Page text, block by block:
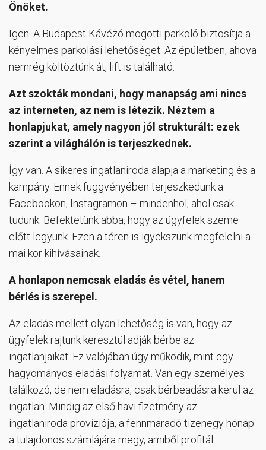
Önöket.
Igen. A Budapest Kávézó mögötti parkoló biztosítja a
kényelmes parkolási lehetőséget. Az épületben, ahova
nemrég költöztünk át, lift is található.
Azt szokták mondani, hogy manapság ami nincs
az interneten, az nem is létezik. Néztem a
honlapjukat, amely nagyon jól strukturált: ezek
szerint a világhálón is terjeszkednek.
Így van. A sikeres ingatlaniroda alapja a marketing és a
kampány. Ennek függvényében terjeszkedünk a
Facebookon, Instagramon – mindenhol, ahol csak
tudunk. Befektetünk abba, hogy az ügyfelek szeme
előtt legyünk. Ezen a téren is igyekszünk megfelelni a
mai kor kihívásainak.
A honlapon nemcsak eladás és vétel, hanem
bérlés is szerepel.
Az eladás mellett olyan lehetőség is van, hogy az
ügyfelek rajtunk keresztül adják bérbe az
ingatlanjaikat. Ez valójában úgy működik, mint egy
hagyományos eladási folyamat. Van egy személyes
találkozó, de nem eladásra, csak bérbeadásra kerül az
ingatlan. Mindig az első havi fizetmény az
ingatlaniroda províziója, a fennmaradó tizenegy hónap
a tulajdonos számlájára megy, amiből profitál.